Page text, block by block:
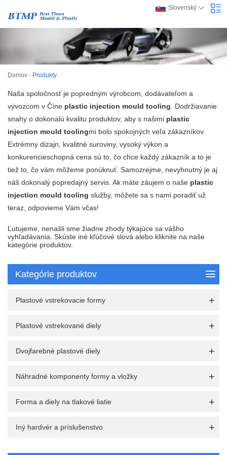
Slovenský
Domov - Produkty
Naša spoločnosť je popredným výrobcom, dodávateľom a
vývozcom v Číne plastic injection mould tooling . Dodržiavanie
snahy o dokonalú kvalitu produktov, aby s našimi plastic
injection mould toolingmi bolo spokojných veľa zákazníkov.
Extrémny dizajn, kvalitné suroviny, vysoký výkon a
konkurencieschopná cena sú to, čo chce každý zákazník a to je
tiež to, čo vám môžeme ponúknuť. Samozrejme, nevyhnutný je aj
náš dokonalý popredajný servis. Ak máte záujem o naše plastic
injection mould tooling služby, môžete sa s nami poradiť už
teraz, odpovieme Vám včas!
Ľutujeme, nenašli sme žiadne zhody týkajúce sa vášho
vyhľadávania. Skúste iné kľúčové slová alebo kliknite na naše
kategórie produktov.
Kategórie produktov
Plastové vstrekovacie formy
Plastové vstrekované diely
Dvojfarebné plastové diely
Náhradné komponenty formy a vložky
Forma a diely na tlakové liatie
Iný hardvér a príslušenstvo